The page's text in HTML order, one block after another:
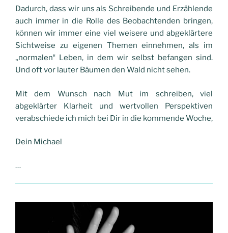
Dadurch, dass wir uns als Schreibende und Erzählende
auch immer in die Rolle des Beobachtenden bringen,
können wir immer eine viel weisere und abgeklärtere
Sichtweise zu eigenen Themen einnehmen, als im
„normalen‟ Leben, in dem wir selbst befangen sind.
Und oft vor lauter Bäumen den Wald nicht sehen.
Mit dem Wunsch nach Mut im schreiben, viel
abgeklärter Klarheit und wertvollen Perspektiven
verabschiede ich mich bei Dir in die kommende Woche,
Dein Michael
…